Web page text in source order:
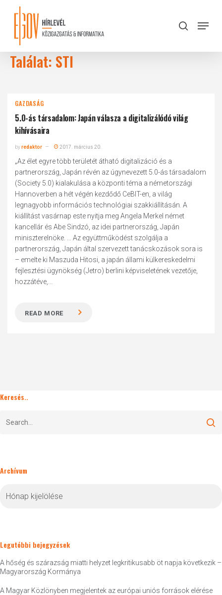
content
search
Menu
Találat: STI
GAZDASÁG
5.0-ás társadalom: Japán válasza a digitalizálódó világ
kihívásaira
byredaktor 2017. március 20.
„Az élet egyre több területét átható digitalizáció és a
partnerország, Japán révén az úgynevezett 5.0-ás társadalom
(Society 5.0) kialakulása a központi téma a németországi
Hannoverben a hét végén kezdődő CeBIT-en, a világ
legnagyobb információs technológiai szakkiállításán. A
kiállítást vasárnap este nyitja meg Angela Merkel német
kancellár és Abe Sindzó, az idei partnerország, Japán
miniszterelnöke. ... Az együttműködést szolgálja a
partnerország, Japán által szervezett tanácskozások sora is
– emelte ki Maszuda Hitosi, a japán állami külkereskedelmi
fejlesztési ügynökség (Jetro) berlini képviseletének vezetője,
hozzátéve,...
READ MORE
Keresés..
Archívum
Legutóbbi bejegyzések
A hőség és szárazság miatti helyzet legkritikusabb öt napja következik –
Magyarország Kormánya
A Magyar Közlönyben megjelentek az európai uniós források elérése
Close